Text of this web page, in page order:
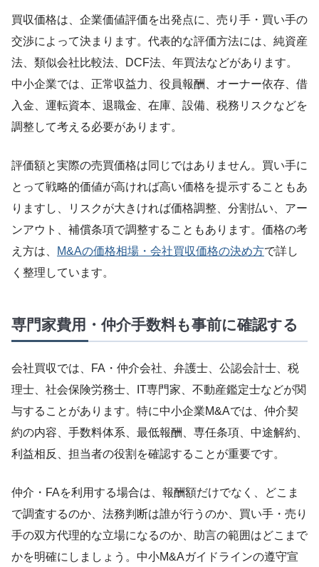
買収価格は、企業価値評価を出発点に、売り手・買い手の
交渉によって決まります。代表的な評価方法には、純資産
法、類似会社比較法、DCF法、年買法などがあります。
中小企業では、正常収益力、役員報酬、オーナー依存、借
入金、運転資本、退職金、在庫、設備、税務リスクなどを
調整して考える必要があります。
評価額と実際の売買価格は同じではありません。買い手に
とって戦略的価値が高ければ高い価格を提示することもあ
りますし、リスクが大きければ価格調整、分割払い、アー
ンアウト、補償条項で調整することもあります。価格の考
え方は、
M&Aの価格相場・会社買収価格の決め方で詳し
く整理しています。
専門家費用・仲介手数料も事前に確認する
会社買収では、FA・仲介会社、弁護士、公認会計士、税
理士、社会保険労務士、IT専門家、不動産鑑定士などが関
与することがあります。特に中小企業M&Aでは、仲介契
約の内容、手数料体系、最低報酬、専任条項、中途解約、
利益相反、担当者の役割を確認することが重要です。
仲介・FAを利用する場合は、報酬額だけでなく、どこま
で調査するのか、法務判断は誰が行うのか、買い手・売り
手の双方代理的な立場になるのか、助言の範囲はどこまで
かを明確にしましょう。中小M&Aガイドラインの遵守宣